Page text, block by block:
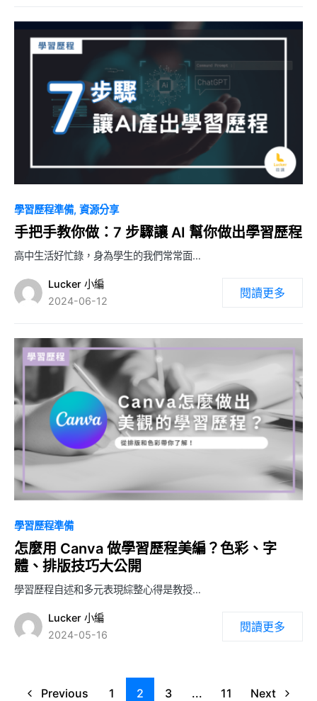
學習歷程準備 資源分享
手把手教你做：7 步驟讓 AI 幫你做出學習歷程
高中生活好忙錄，身為學生的我們常常面…
Lucker 小編
2024-06-12
閱讀更多
學習歷程準備
怎麼用 Canva 做學習歷程美編？色彩、字
體、排版技巧大公開
學習歷程自述和多元表現綜整心得是教授…
Lucker 小編
2024-05-16
閱讀更多
Previous 1 2 3 ... 11 Next